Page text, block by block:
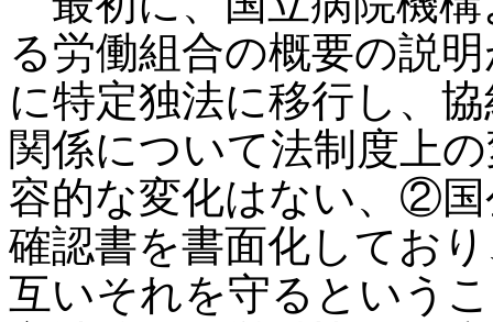
る労働組合の概要の説
に特定独法に移行し、
関係について法制度上
容的な変化はない、②
確認書を書面化してお
互いそれを守るという